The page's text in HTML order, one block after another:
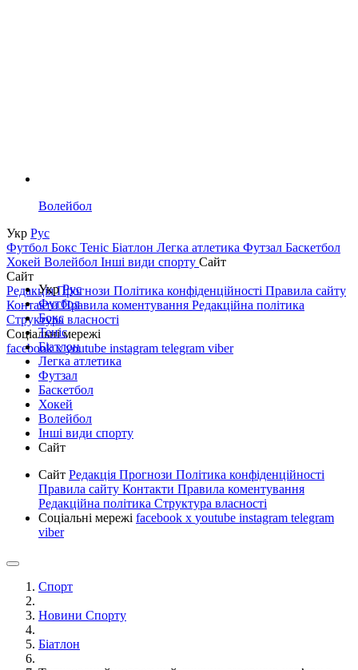
Волейбол
Укр Рус
Футбол Бокс Теніс Біатлон Легка атлетика Футзал Баскетбол
Хокей Волейбол Інші види спорту Сайт
Сайт
РедакціяПрогнози Політика конфіденційності Правила сайту
КонтактиПравила коментування Редакційна політика
Структура власності
Соціальні мережі
facebookxyoutube instagram telegram viber
УкрРус
Футбол
Бокс
Теніс
Біатлон
Легка атлетика
Футзал
Баскетбол
Хокей
Волейбол
Інші види спорту
Сайт
Сайт Редакція Прогнози Політика конфіденційності
Правила сайту Контакти Правила коментування
Редакційна політика Структура власності
Соціальні мережі facebook x youtube instagram telegram
viber
Спорт
Новини Спорту
Біатлон